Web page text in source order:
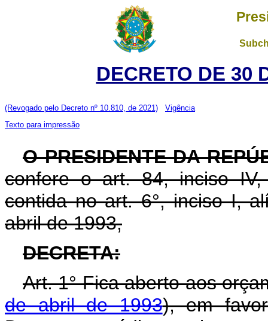
DECRETO DE 30
(Revogado pelo Decreto nº 10.810, de 2021)
Vigência
Texto para impressão
O PRESIDENTE DA
confere o art. 84, inciso
contida no art. 6°, inciso I,
abril de 1993,
DECRETA:
Art. 1° Fica aberto aos
de abril de 1993), em